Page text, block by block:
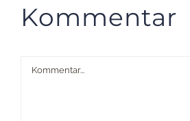
Kommentar
Kommentar